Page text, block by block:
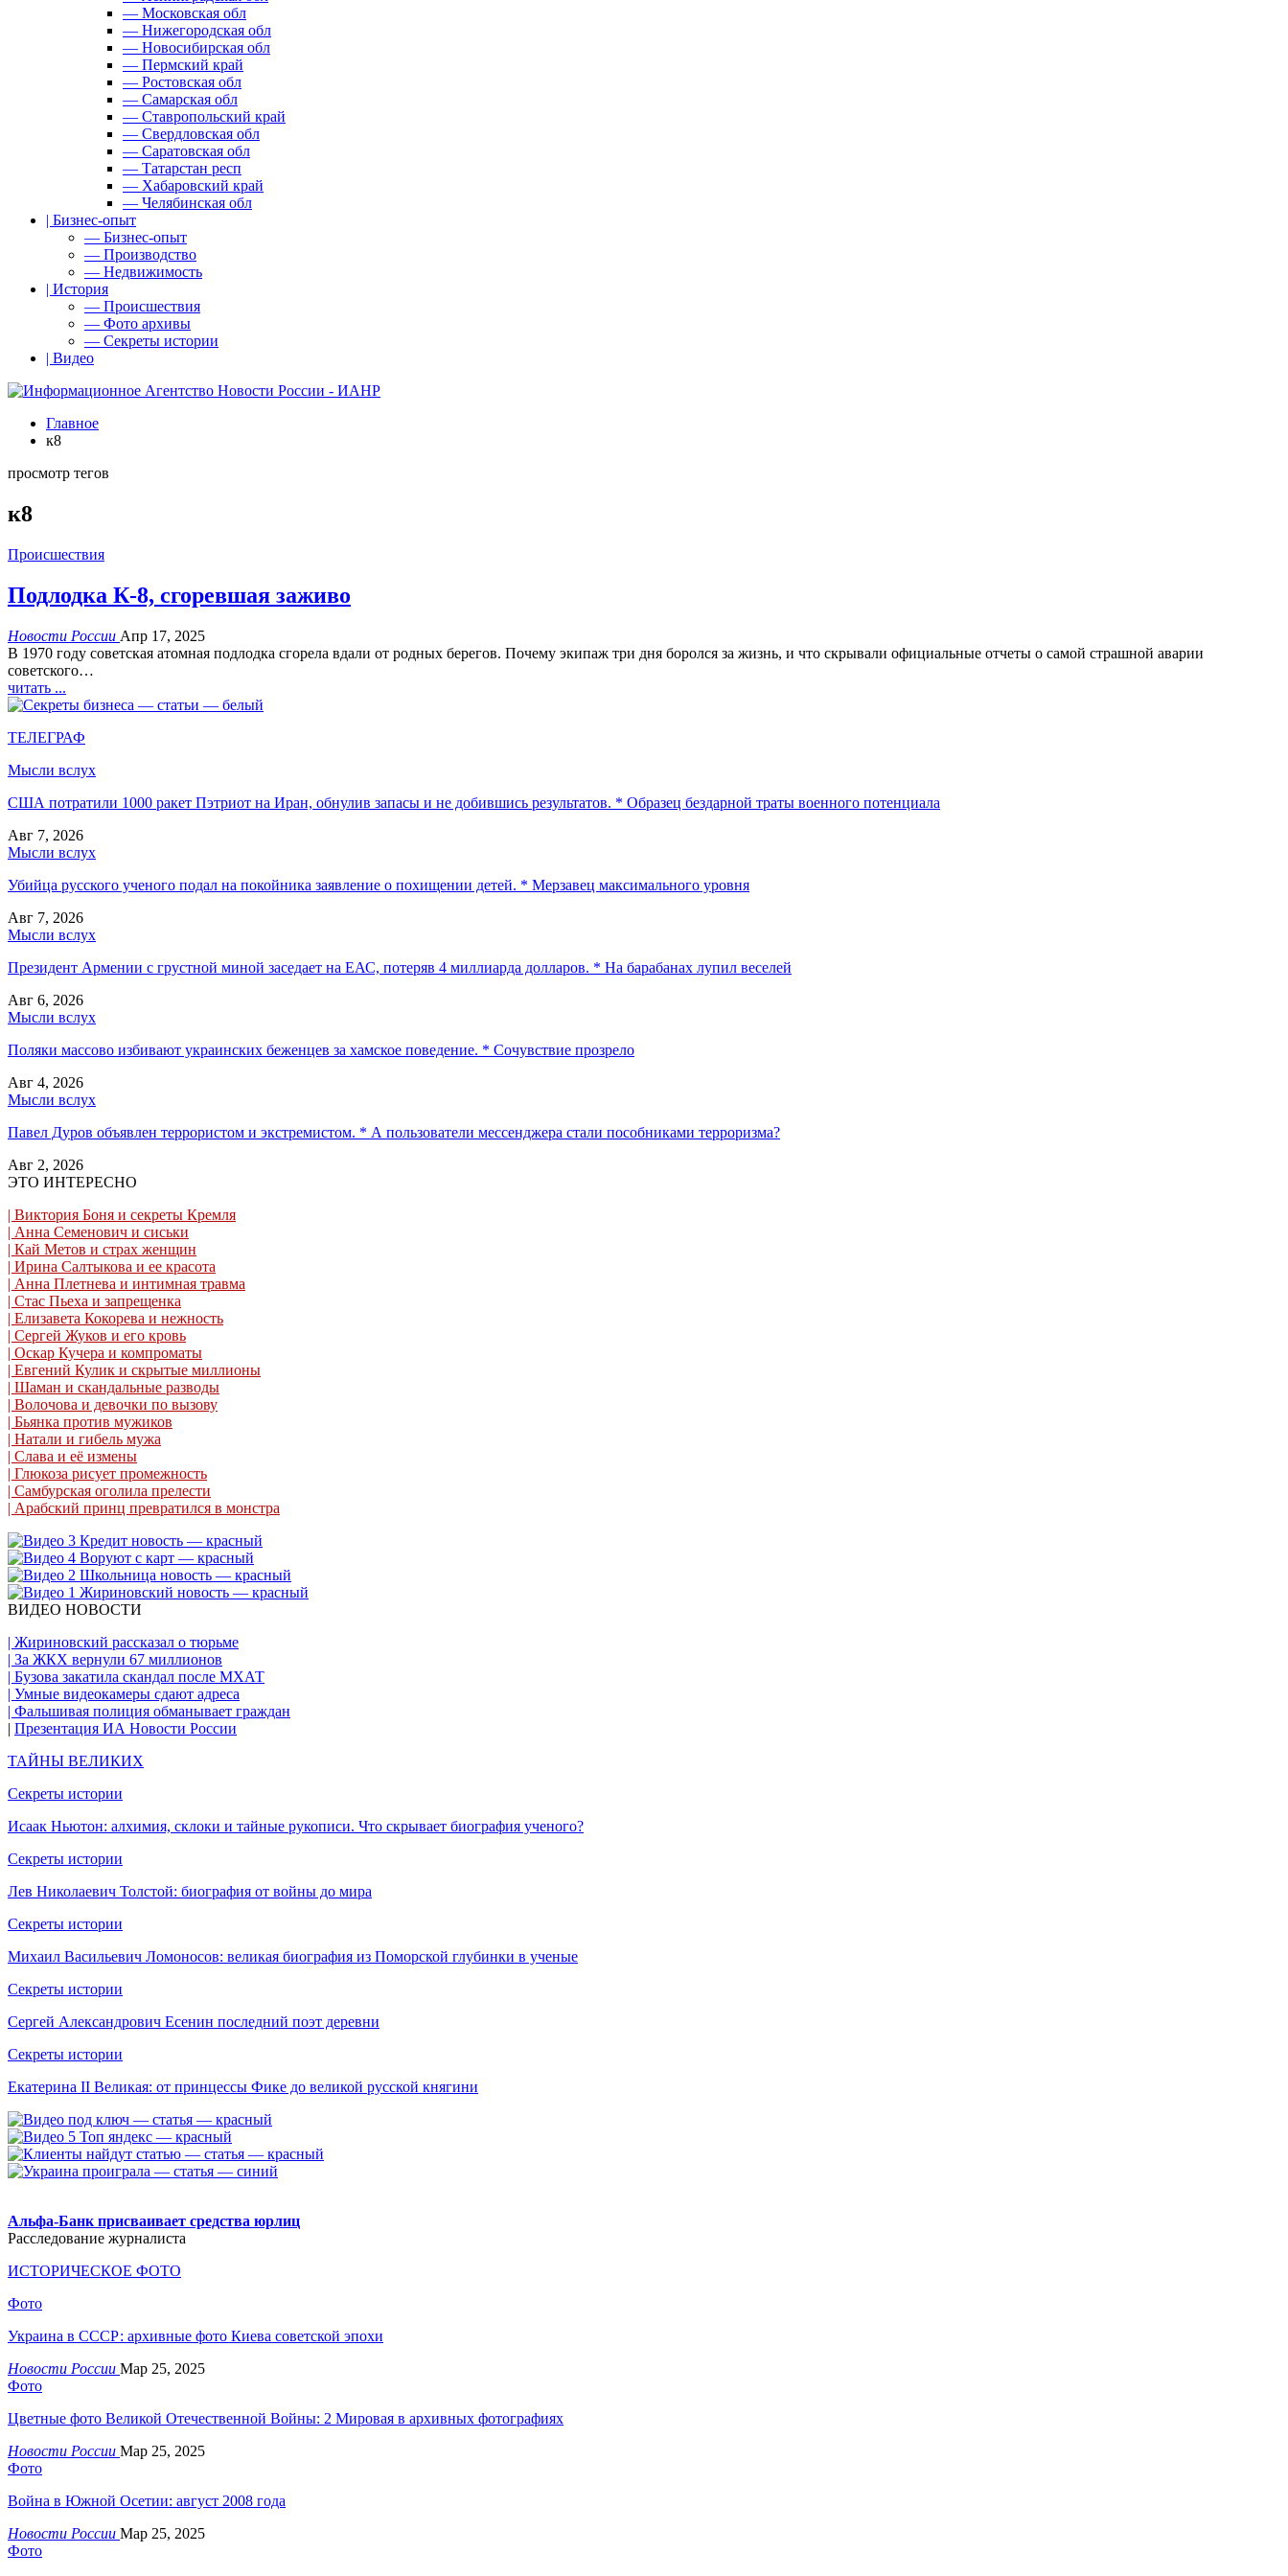
— Московская обл
— Нижегородская обл
— Новосибирская обл
— Пермский край
— Ростовская обл
— Самарская обл
— Ставропольский край
— Свердловская обл
— Саратовская обл
— Татарстан респ
— Хабаровский край
— Челябинская обл
| Бизнес-опыт
— Бизнес-опыт
— Производство
— Недвижимость
| История
— Происшествия
— Фото архивы
— Секреты истории
| Видео
Главное
к8
просмотр тегов
к8
Происшествия
Подлодка К-8, сгоревшая заживо
Новости России Апр 17, 2025
В 1970 году советская атомная подлодка сгорела вдали от родных берегов. Почему экипаж три дня боролся за жизнь, и что скрывали официальные отчеты о самой страшной аварии
советского…
читать ...
ТЕЛЕГРАФ
Мысли вслух
США потратили 1000 ракет Пэтриот на Иран, обнулив запасы и не добившись результатов. * Образец бездарной траты военного потенциала
Авг 7, 2026
Мысли вслух
Убийца русского ученого подал на покойника заявление о похищении детей. * Мерзавец максимального уровня
Авг 7, 2026
Мысли вслух
Президент Армении с грустной миной заседает на ЕАС, потеряв 4 миллиарда долларов. * На барабанах лупил веселей
Авг 6, 2026
Мысли вслух
Поляки массово избивают украинских беженцев за хамское поведение. * Сочувствие прозрело
Авг 4, 2026
Мысли вслух
Павел Дуров объявлен террористом и экстремистом. * А пользователи мессенджера стали пособниками терроризма?
Авг 2, 2026
ЭТО ИНТЕРЕСНО
| Виктория Боня и секреты Кремля
| Анна Семенович и сиськи
| Кай Метов и страх женщин
| Ирина Салтыкова и ее красота
| Анна Плетнева и интимная травма
| Стас Пьеха и запрещенка
| Елизавета Кокорева и нежность
| Сергей Жуков и его кровь
| Оскар Кучера и компроматы
| Евгений Кулик и скрытые миллионы
| Шаман и скандальные разводы
| Волочова и девочки по вызову
| Бьянка против мужиков
| Натали и гибель мужа
| Слава и её измены
| Глюкоза рисует промежность
| Самбурская оголила прелести
| Арабский принц превратился в монстра
ВИДЕО НОВОСТИ
| Жириновский рассказал о тюрьме
| За ЖКХ вернули 67 миллионов
| Бузова закатила скандал после МХАТ
| Умные видеокамеры сдают адреса
| Фальшивая полиция обманывает граждан
| Презентация ИА Новости России
ТАЙНЫ ВЕЛИКИХ
Секреты истории
Исаак Ньютон: алхимия, склоки и тайные рукописи. Что скрывает биография ученого?
Секреты истории
Лев Николаевич Толстой: биография от войны до мира
Секреты истории
Михаил Васильевич Ломоносов: великая биография из Поморской глубинки в ученые
Секреты истории
Сергей Александрович Есенин последний поэт деревни
Секреты истории
Екатерина II Великая: от принцессы Фике до великой русской княгини
Альфа-Банк присваивает средства юрлиц
Расследование журналиста
ИСТОРИЧЕСКОЕ ФОТО
Фото
Украина в СССР: архивные фото Киева советской эпохи
Новости России Мар 25, 2025
Фото
Цветные фото Великой Отечественной Войны: 2 Мировая в архивных фотографиях
Новости России Мар 25, 2025
Фото
Война в Южной Осетии: август 2008 года
Новости России Мар 25, 2025
Фото